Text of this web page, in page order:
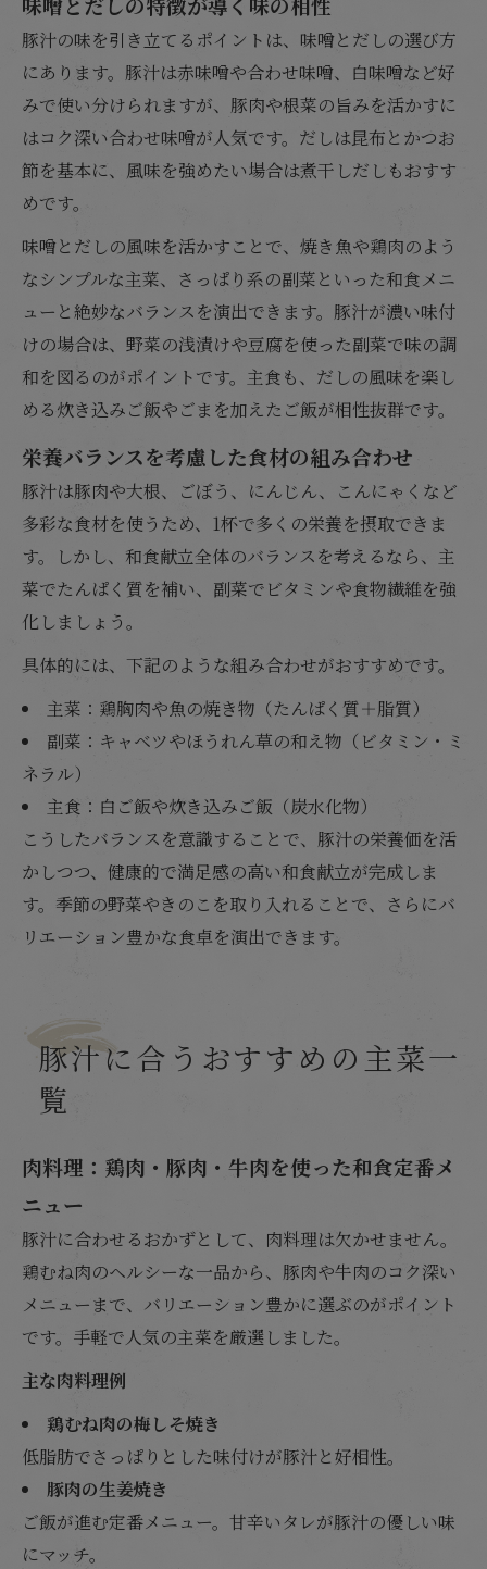
豚汁の味を引き立てるポイントは、味噌とだしの選び方
にあります。豚汁は赤味噌や合わせ味噌、白味噌など好
みで使い分けられますが、豚肉や根菜の旨みを活かすに
はコク深い合わせ味噌が人気です。だしは昆布とかつお
節を基本に、風味を強めたい場合は煮干しだしもおすす
めです。
味噌とだしの風味を活かすことで、焼き魚や鶏肉のよう
なシンプルな主菜、さっぱり系の副菜といった和食メニ
ューと絶妙なバランスを演出できます。豚汁が濃い味付
けの場合は、野菜の浅漬けや豆腐を使った副菜で味の調
和を図るのがポイントです。主食も、だしの風味を楽し
める炊き込みご飯やごまを加えたご飯が相性抜群です。
栄養バランスを考慮した食材の組み合わせ
豚汁は豚肉や大根、ごぼう、にんじん、こんにゃくなど
多彩な食材を使うため、1杯で多くの栄養を摂取できま
す。しかし、和食献立全体のバランスを考えるなら、主
菜でたんぱく質を補い、副菜でビタミンや食物繊維を強
化しましょう。
具体的には、下記のような組み合わせがおすすめです。
主菜：鶏胸肉や魚の焼き物（たんぱく質＋脂質）
副菜：キャベツやほうれん草の和え物（ビタミン・ミ
ネラル）
主食：白ご飯や炊き込みご飯（炭水化物）
こうしたバランスを意識することで、豚汁の栄養価を活
かしつつ、健康的で満足感の高い和食献立が完成しま
す。季節の野菜やきのこを取り入れることで、さらにバ
リエーション豊かな食卓を演出できます。
豚汁に合うおすすめの主菜一
覧
肉料理：鶏肉・豚肉・牛肉を使った和食定番メ
ニュー
豚汁に合わせるおかずとして、肉料理は欠かせません。
鶏むね肉のヘルシーな一品から、豚肉や牛肉のコク深い
メニューまで、バリエーション豊かに選ぶのがポイント
です。手軽で人気の主菜を厳選しました。
主な肉料理例
鶏むね肉の梅しそ焼き
低脂肪でさっぱりとした味付けが豚汁と好相性。
豚肉の生姜焼き
ご飯が進む定番メニュー。甘辛いタレが豚汁の優しい味
にマッチ。